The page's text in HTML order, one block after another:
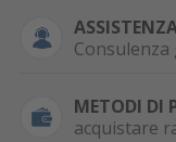
METODI DI
acquistare